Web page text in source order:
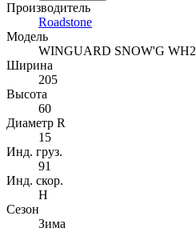
Производитель
Roadstone
Модель
WINGUARD SNOW'G WH2
Ширина
205
Высота
60
Диаметр R
15
Инд. груз.
91
Инд. скор.
H
Сезон
Зима